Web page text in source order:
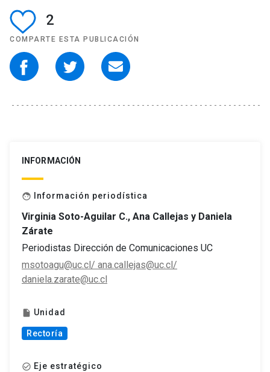
2
COMPARTE ESTA PUBLICACIÓN
INFORMACIÓN
face Información periodística
Virginia Soto-Aguilar C., Ana Callejas y Daniela
Zárate
Periodistas Dirección de Comunicaciones UC
msotoagu@uc.cl/ ana.callejas@uc.cl/
daniela.zarate@uc.cl
insert_drive_file Unidad
Rectoría
check_circle_outline Eje estratégico